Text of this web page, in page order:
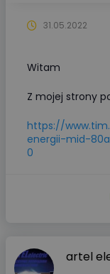
31.05.2022
Witam
Z mojej strony
https://
energii-mid-
0
artel